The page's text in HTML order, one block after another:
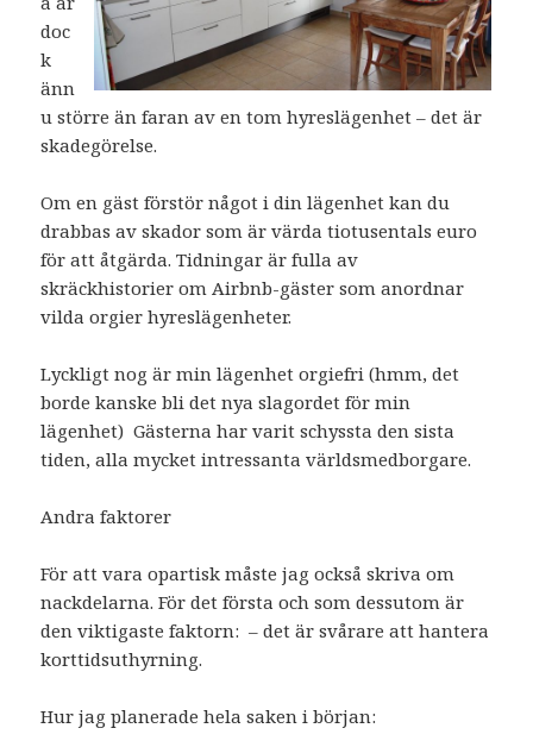
doc
k
änn
u större än faran av en tom hyreslägenhet – det är
skadegörelse.
Om en gäst förstör något i din lägenhet kan du
drabbas av skador som är värda tiotusentals euro
för att åtgärda. Tidningar är fulla av
skräckhistorier om Airbnb-gäster som anordnar
vilda orgier hyreslägenheter.
Lyckligt nog är min lägenhet orgiefri (hmm, det
borde kanske bli det nya slagordet för min
lägenhet) Gästerna har varit schyssta den sista
tiden, alla mycket intressanta världsmedborgare.
Andra faktorer
För att vara opartisk måste jag också skriva om
nackdelarna. För det första och som dessutom är
den viktigaste faktorn: – det är svårare att hantera
korttidsuthyrning.
Hur jag planerade hela saken i början: